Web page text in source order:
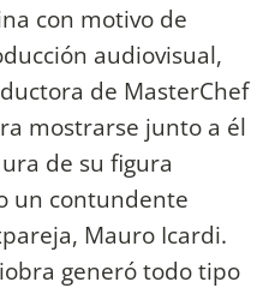
con motivo de
audiovisual,
de MasterChef
mostrarse junto a él
de su figura
un contundente
Mauro Icardi.
generó todo tipo